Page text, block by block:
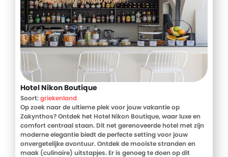
Hotel Nikon Boutique
Soort:griekenland
Op zoek naar de ultieme plek voor jouw vakantie op
Zakynthos? Ontdek het Hotel Nikon Boutique, waar luxe en
comfort centraal staan. Dit net gerenoveerde hotel met zijn
moderne elegantie biedt de perfecte setting voor jouw
onvergetelijke avontuur. Ontdek de mooiste stranden en
maak (culinaire) uitstapjes. Er is genoeg te doen op dit